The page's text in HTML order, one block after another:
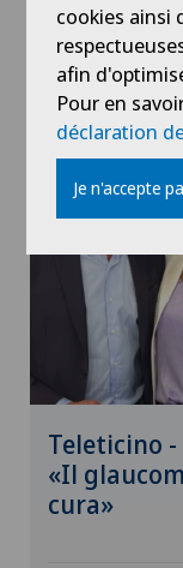
04.02.2026
Teleticino
«Il
cura»
cookies ainsi
afin
Pour en
déclaration
Je n'accepte